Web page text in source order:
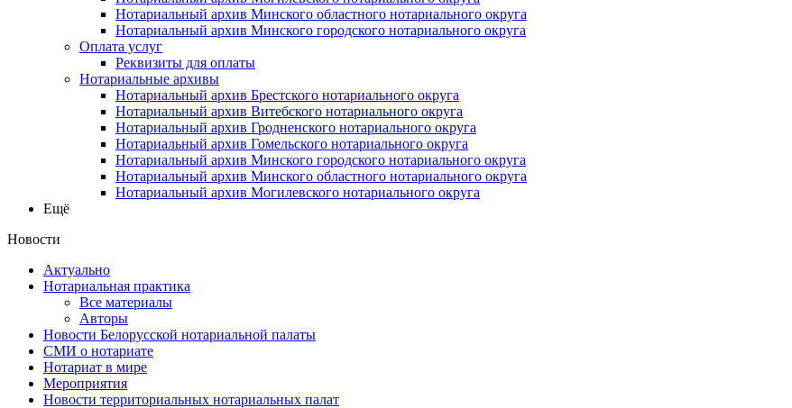
Нотариальный архив Минского областного нотариального округа
Нотариальный архив Минского городского нотариального округа
Оплата услуг
Реквизиты для оплаты
Нотариальные архивы
Нотариальный архив Брестского нотариального округа
Нотариальный архив Витебского нотариального округа
Нотариальный архив Гродненского нотариального округа
Нотариальный архив Гомельского нотариального округа
Нотариальный архив Минского городского нотариального округа
Нотариальный архив Минского областного нотариального округа
Нотариальный архив Могилевского нотариального округа
Ещё
Новости
Актуально
Нотариальная практика
Все материалы
Авторы
Новости Белорусской нотариальной палаты
СМИ о нотариате
Нотариат в мире
Мероприятия
Новости территориальных нотариальных палат